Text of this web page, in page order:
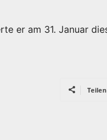
er am 31. Januar
Teilen